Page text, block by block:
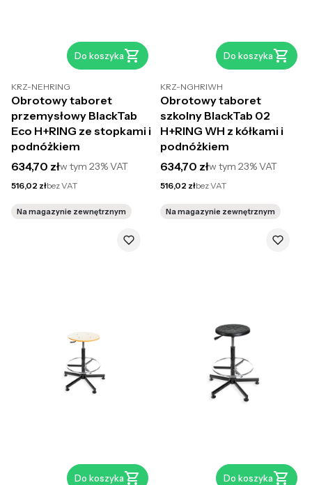
Do koszyka
KRZ-NEHRING
Obrotowy taboret
przemysłowy BlackTab
Eco H+RING ze stopkami i
podnóżkiem
Cena brutto
634,70 złw tym 23%VAT
Cena netto
516,02 złbez VAT
Na magazynie zewnętrznym
Do koszyka
KRZ-NGHRIWH
Obrotowy taboret
szkolny BlackTab 02
H+RING WH z kółkami i
podnóżkiem
Cena brutto
634,70 złw tym23%VAT
Cena netto
516,02 złbez VAT
Na magazynie zewnętrznym
Do koszyka Do koszyka